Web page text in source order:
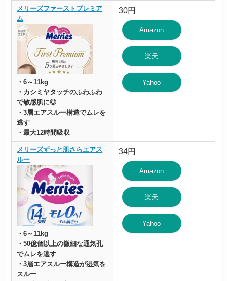
メリーズファーストプレミア
ム
・6～11kg
・カシミヤタッチのふわふわ
で敏感肌に◎
・3層エアスルー構造でムレを
逃す
・最大12時間吸収
30円
Amazon
楽天
Yahoo
メリーズずっと肌さらエアス
ルー
・6～11kg
・50億個以上の微細な通気孔
でムレを逃す
・3層エアスルー構造が湿気を
スルー
34円
Amazon
楽天
Yahoo